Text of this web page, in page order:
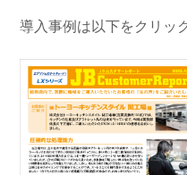
導入事例は以下をクリッ